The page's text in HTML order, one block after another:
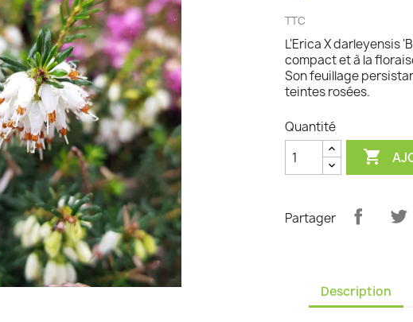
Plantes grimpantes
Fourgères
Bambous et graminées
TTC
L'Erica X darleyensis
compact et à la
Son feuillage
teintes rosées.
Quantité

Partager
Description